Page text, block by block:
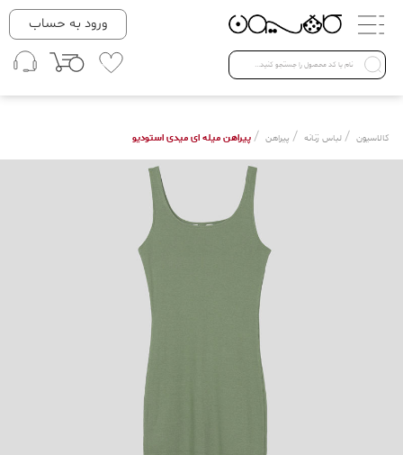
دسته بندی ها
Open submenu ( لباس زنانه )
لباس زنانه
لباس مردانه
ورود به حساب
کالاسیون / لباس زنانه / پیراهن / پیراهن میله ای میدی استودیو